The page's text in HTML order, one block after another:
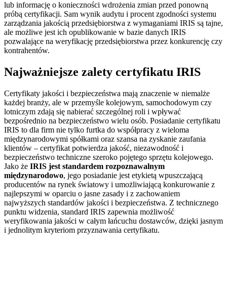
lub informację o konieczności wdrożenia zmian przed ponowną
próbą certyfikacji. Sam wynik audytu i procent zgodności systemu
zarządzania jakością przedsiębiorstwa z wymaganiami IRIS są tajne,
ale możliwe jest ich opublikowanie w bazie danych IRIS
pozwalające na weryfikację przedsiębiorstwa przez konkurencję czy
kontrahentów.
Najważniejsze zalety certyfikatu IRIS
Certyfikaty jakości i bezpieczeństwa mają znaczenie w niemalże
każdej branży, ale w przemyśle kolejowym, samochodowym czy
lotniczym zdają się nabierać szczególnej roli i wpływać
bezpośrednio na bezpieczeństwo wielu osób. Posiadanie certyfikatu
IRIS to dla firm nie tylko furtka do współpracy z wieloma
międzynarodowymi spółkami oraz szansa na zyskanie zaufania
klientów – certyfikat potwierdza jakość, niezawodność i
bezpieczeństwo techniczne szeroko pojętego sprzętu kolejowego.
Jako że IRIS jest standardem rozpoznawalnym
międzynarodowo, jego posiadanie jest etykietą wpuszczającą
producentów na rynek światowy i umożliwiającą konkurowanie z
najlepszymi w oparciu o jasne zasady i z zachowaniem
najwyższych standardów jakości i bezpieczeństwa. Z technicznego
punktu widzenia, standard IRIS zapewnia możliwość
weryfikowania jakości w całym łańcuchu dostawców, dzięki jasnym
i jednolitym kryteriom przyznawania certyfikatu.